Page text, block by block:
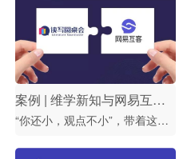
案例 | 维学新知与网易互客达成合作，以内容营销为抓手挖掘思辨教育的市场空间
“你还小，观点不小”，带着这样的初心和愿景，杭州维学新知网络科技有限公司创立“读写圆桌会”，为3-7年级的孩子提供思辨课程。这是属于创始人周枫的教育梦：打破应试教育下追求标准答案的模式，帮助孩子学会思考，成为思考的朋友。 相比效果更立竿见影的学科类培训课程，素质教育尤其是思辨教育类课程在国